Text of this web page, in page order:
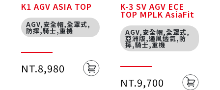
K1 AGV ASIA TOP
AGV,安全帽,全罩式,
防摔,騎士,重機
NT.8,980
K-3 SV AGV ECE
TOP MPLK AsiaFit
AGV,安全帽,全罩式,
亞洲版,通風透氣,防
摔,騎士,重機
NT.9,700